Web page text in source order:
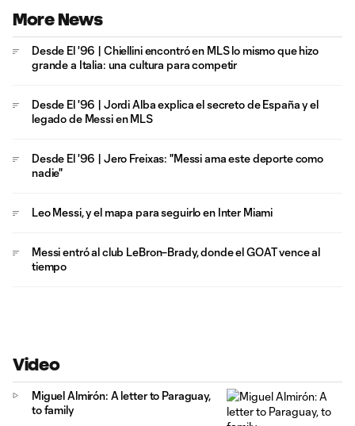
More News
Desde El '96 | Chiellini encontró en MLS lo mismo que hizo
grande a Italia: una cultura para competir
Desde El '96 | Jordi Alba explica el secreto de España y el
legado de Messi en MLS
Desde El '96 | Jero Freixas: "Messi ama este deporte como
nadie"
Leo Messi, y el mapa para seguirlo en Inter Miami
Messi entró al club LeBron–Brady, donde el GOAT vence al
tiempo
Video
Miguel Almirón: A letter to Paraguay,
to family